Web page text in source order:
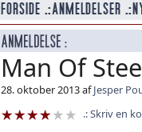
Man Of
28. oktober 2013 afJesper
Skriv en